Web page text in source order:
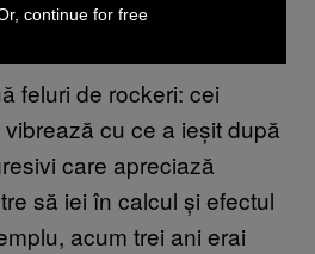
vor ascultă piesa
feluri de rockeri: cei
cu ce a ieșit după
care apreciază
să iei în calcul și efectul
acum trei ani erai
continue for free